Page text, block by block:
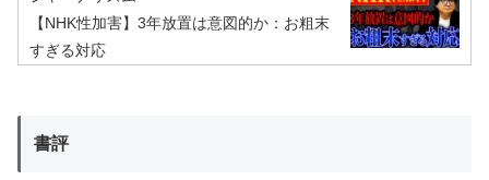
【NHK性加害】3年放置は意図的か：お粗末
すぎる対応
書評